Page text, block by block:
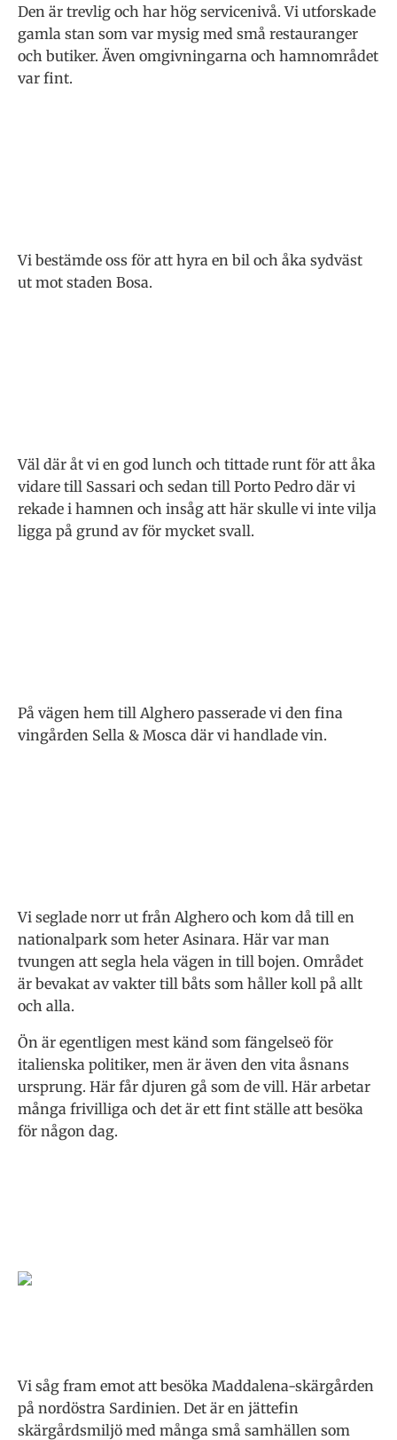
Den är trevlig och har hög servicenivå. Vi utforskade
gamla stan som var mysig med små restauranger
och butiker. Även omgivningarna och hamnområdet
var fint.
Vi bestämde oss för att hyra en bil och åka sydväst
ut mot staden Bosa.
Väl där åt vi en god lunch och tittade runt för att åka
vidare till Sassari och sedan till Porto Pedro där vi
rekade i hamnen och insåg att här skulle vi inte vilja
ligga på grund av för mycket svall.
På vägen hem till Alghero passerade vi den fina
vingården Sella & Mosca där vi handlade vin.
Vi seglade norr ut från Alghero och kom då till en
nationalpark som heter Asinara. Här var man
tvungen att segla hela vägen in till bojen. Området
är bevakat av vakter till båts som håller koll på allt
och alla.
Ön är egentligen mest känd som fängelseö för
italienska politiker, men är även den vita åsnans
ursprung. Här får djuren gå som de vill. Här arbetar
många frivilliga och det är ett fint ställe att besöka
för någon dag.
Vi såg fram emot att besöka Maddalena-skärgården
på nordöstra Sardinien. Det är en jättefin
skärgårdsmiljö med många små samhällen som